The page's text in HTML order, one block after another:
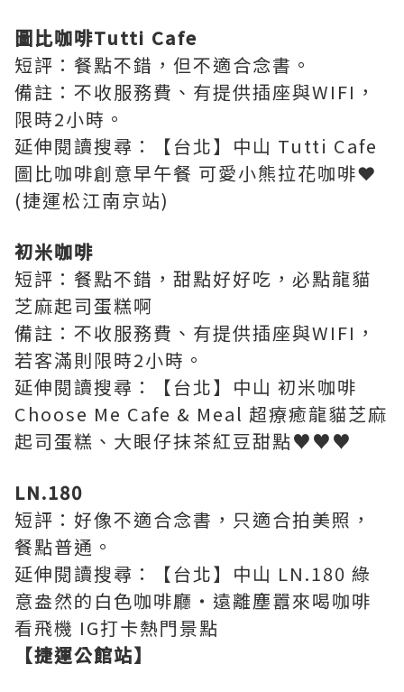
圖比咖啡Tutti Cafe
短評：餐點不錯，但不適合念書。
備註： 不收服務費、有提供插座與WIFI，
限時2小時。
延伸閱讀搜尋：【台北】中山 Tutti Cafe
圖比咖啡創意早午餐 可愛小熊拉花咖啡❤
(捷運松江南京站)
初米咖啡
短評：餐點不錯，甜點好好吃，必點龍貓
芝麻起司蛋糕啊
備註： 不收服務費、有提供插座與WIFI，
若客滿則限時2小時。
延伸閱讀搜尋：【台北】中山 初米咖啡
Choose Me Cafe & Meal 超療癒龍貓芝麻
起司蛋糕、大眼仔抹茶紅豆甜點♥♥♥
LN.180
短評：好像不適合念書，只適合拍美照，
餐點普通。
延伸閱讀搜尋：【台北】中山 LN.180 綠
意盎然的白色咖啡廳‧遠離塵囂來喝咖啡
看飛機 IG打卡熱門景點
【捷運公館站】